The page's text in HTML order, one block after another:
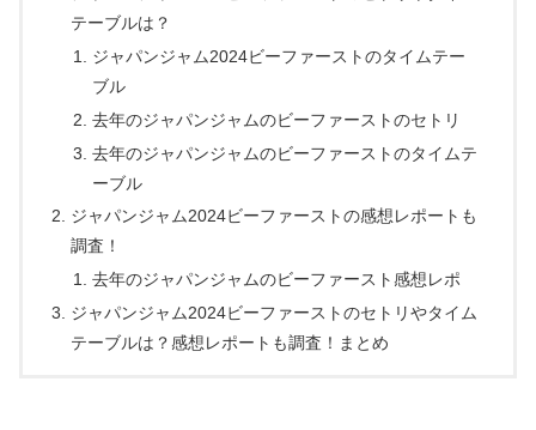
テーブルは？
ジャパンジャム2024ビーファーストのタイムテー
ブル
去年のジャパンジャムのビーファーストのセトリ
去年のジャパンジャムのビーファーストのタイムテ
ーブル
ジャパンジャム2024ビーファーストの感想レポートも
調査！
去年のジャパンジャムのビーファースト感想レポ
ジャパンジャム2024ビーファーストのセトリやタイム
テーブルは？感想レポートも調査！まとめ